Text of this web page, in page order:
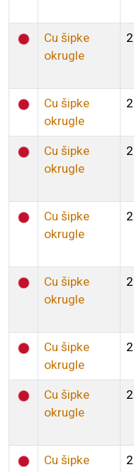
Cu šipke
okrugle
Cu šipke
okrugle
Cu šipke
okrugle
Cu šipke
okrugle
Cu šipke
okrugle
Cu šipke
okrugle
Cu šipke
okrugle
Cu šipke